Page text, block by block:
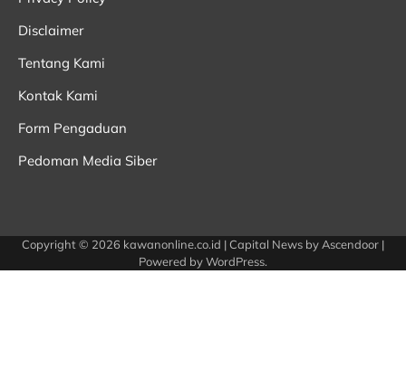
Disclaimer
Tentang Kami
Kontak Kami
Form Pengaduan
Pedoman Media Siber
Copyright © 2026 kawanonline.co.id | Capital News by Ascendoor |
Powered byWordPress.